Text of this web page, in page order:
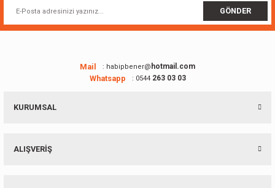
Ürün resmi kalitesiz, bozuk veya görüntülenemiyor.
Ürün fiyatı diğer sitelerden daha pahalı.
Bu ürüne benzer farklı alternatifler olmalı.
GÖNDER
Mail : habipbener@ hotmail.com
Whatsapp : 0544263 03 03
KURUMSAL
ALIŞVERİŞ